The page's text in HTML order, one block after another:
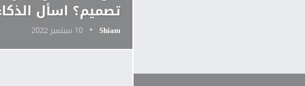
تصميم؟ اسأل
Shiam 10 سبتمبر 2022